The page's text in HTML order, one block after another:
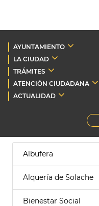
AYUNTAMIENTO
LA CIUDAD
TRÁMITES
ATENCIÓN CIUDADANA
ACTUALIDAD
Albufera
Alquería de Solache
Bienestar Social